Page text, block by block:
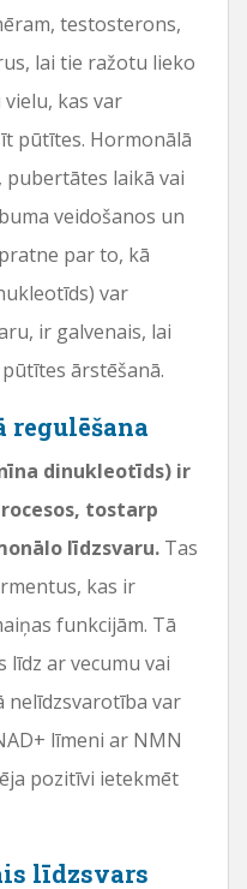
testosterons,
lai tie ražotu lieko
kas var
pūtītes. Hormonālā
pubertātes laikā vai
veidošanos un
par to, kā
var
ir galvenais, lai
ārstēšanā.
regulēšana
dinukleotīds) ir
tostarp
līdzsvaru. Tas
kas ir
funkcijām. Tā
līdz ar vecumu vai
nelīdzsvarotība var
līmeni ar NMN
pozitīvi ietekmēt
līdzsvars